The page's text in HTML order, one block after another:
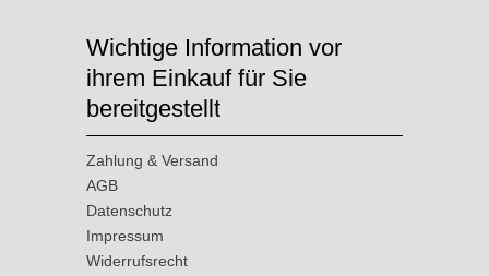
Wichtige Information vor
ihrem Einkauf für Sie
bereitgestellt
Zahlung & Versand
AGB
Datenschutz
Impressum
Widerrufsrecht